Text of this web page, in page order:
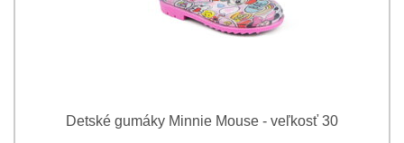
Detské gumáky Minnie Mouse - veľkosť 30